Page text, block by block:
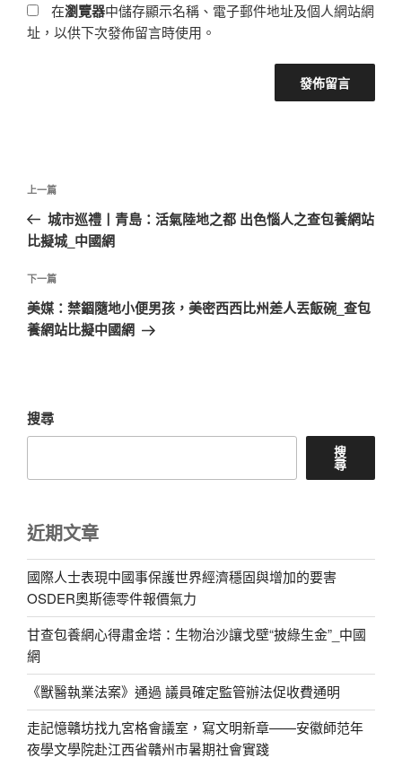
在瀏覽器中儲存顯示名稱、電子郵件地址及個人網站網
址，以供下次發佈留言時使用。
文
導
覽
上
一
篇
章
上一篇
城市巡禮丨青島：活氣陸地之都 出色惱人之查包養網站
比擬城_中國網
下
一
篇
下一篇
美媒：禁錮隨地小便男孩，美密西西比州差人丟飯碗_查包
養網站比擬中國網
搜尋
搜
尋
近期文章
國際人士表現中國事保護世界經濟穩固與增加的要害
OSDER奧斯德零件報價氣力
甘查包養網心得肅金塔：生物治沙讓戈壁“披綠生金”_中國
網
《獸醫執業法案》通過 議員確定監管辦法促收費通明
走記憶贛坊找九宮格會議室，寫文明新章——安徽師范年
夜學文學院赴江西省贛州市暑期社會實踐